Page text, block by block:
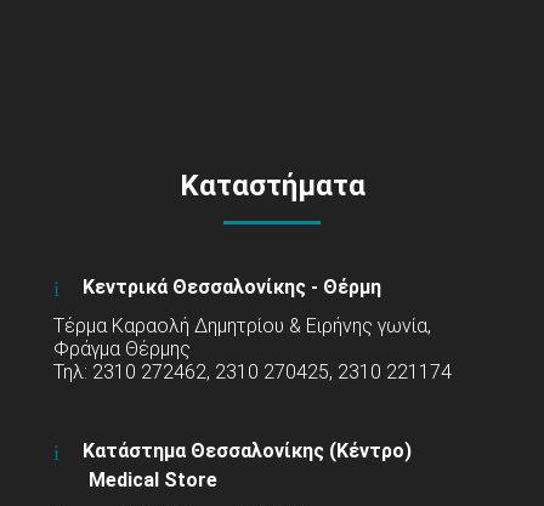
Καταστήματα
Κεντρικά Θεσσαλονίκης - Θέρμη
Τέρμα Καραολή Δημητρίου & Ειρήνης γωνία,
Φράγμα Θέρμης
Τηλ: 2310 272462, 2310 270425, 2310 221174
Κατάστημα Θεσσαλονίκης (Κέντρο)
Medical Store